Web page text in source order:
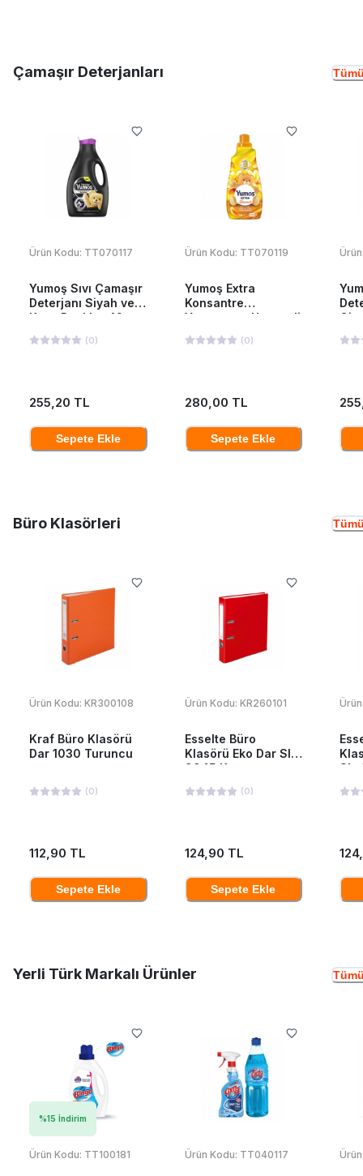
Çamaşır Deterjanları
Ürün Kodu: TT070117
Yumoş Sıvı Çamaşır
Deterjanı Siyah ve
Koyu Renkler 42
(0)
255,20 TL
Sepete Ekle
Ürün Kodu: TT070119
Yumoş Extra
Konsantre
Yumuşatıcı Hanımeli
(0)
280,00 TL
Sepete Ekle
Büro Klasörleri
Ürün Kodu: KR300108
Kraf Büro Klasörü
Dar 1030 Turuncu
(0)
112,90 TL
Sepete Ekle
Ürün Kodu: KR260101
Esselte Büro
Klasörü Eko Dar Slt-
9945 Kırmızı
(0)
124,90 TL
Sepete Ekle
Slt-
Yerli Türk Markalı Ürünler
%15 İndirim
Ürün Kodu: TT100181 Ürün Kodu: TT040117